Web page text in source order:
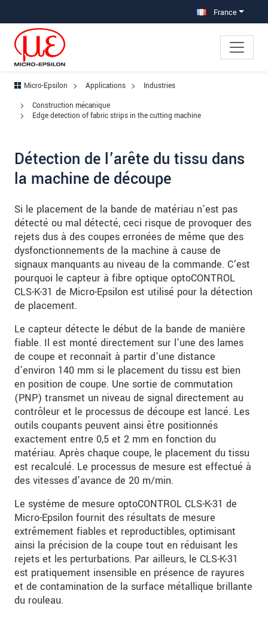
France
Micro-Epsilon Applications
Industries
Construction mécanique
Edge detection of fabric strips in the cutting machine
Détection de l’arête du tissu dans
la machine de découpe
Si le placement de la bande de matériau n’est pas
détecté ou mal détecté, ceci risque de provoquer des
rejets dus à des coupes erronées de même que des
dysfonctionnements de la machine à cause de
signaux manquants au niveau de la commande. C’est
pourquoi le capteur à fibre optique optoCONTROL
CLS-K-31 de Micro-Epsilon est utilisé pour la détection
de placement.
Le capteur détecte le début de la bande de manière
fiable. Il est monté directement sur l’une des lames
de coupe et reconnaît à partir d’une distance
d’environ 140 mm si le placement du tissu est bien
en position de coupe. Une sortie de commutation
(PNP) transmet un niveau de signal directement au
contrôleur et le processus de découpe est lancé. Les
outils coupants peuvent ainsi être positionnés
exactement entre 0,5 et 2 mm en fonction du
matériau. Après chaque coupe, le placement du tissu
est recalculé. Le processus de mesure est effectué à
des vitesses d’avance de 20 m/min.
Le système de mesure optoCONTROL CLS-K-31 de
Micro-Epsilon fournit des résultats de mesure
extrêmement fiables et reproductibles, optimisant
ainsi la précision de la coupe tout en réduisant les
rejets et les perturbations. Par ailleurs, le CLS-K-31
est pratiquement insensible en présence de rayures
et de contamination de la surface métallique brillante
du rouleau.